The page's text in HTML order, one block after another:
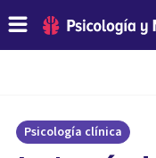
Psicología clínica